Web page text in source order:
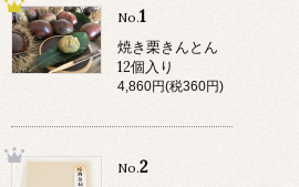
No.1
焼き栗きんとん
12個入り
4,860円(税360円)
No.2